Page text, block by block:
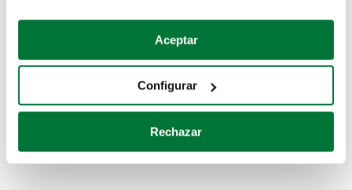
Si lo permite, también quisiéramos:
Recopilar información sobre su ubicación geográfica
Identificar su dispositivo analizándolo activamente
para buscar características específicas (huellas
Obtenga más información sobre cómo se procesan sus
Aceptar
Configurar
Rechazar
Coches de segunda mano
Coches de km0